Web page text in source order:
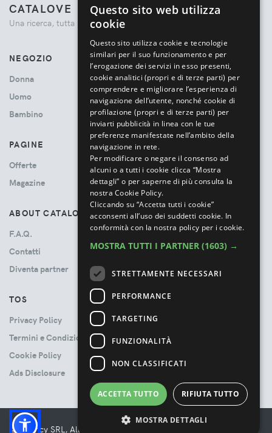
CATALOVE
Una ricerca, tutta la moda.
NEGOZIO
Donna
Uomo
Bambino
PAGINE
Offerte
Magazine
ABOUT CATALOVE
F.A.Q.
Contatti
Diventa partner
TOS
Privacy Policy
Termini e Condizioni
Cookie Policy
Ads Disclosure
© Booncy SRL, All rights reserved. - VAT 06534300485
Questo sito web utilizza
cookie
Questo sito utilizza cookie e tecnologie
similari per il suo funzionamento e per
l’erogazione dei servizi in esso presenti,
cookie analitici (propri e di terze parti) per
comprendere e migliorare l’esperienza di
navigazione dell’utente, nonché cookie di
profilazione (propri e di terze parti) per
inviarti pubblicità in linea con le tue
preferenze manifestate nell’ambito della
navigazione in rete.
Per modificare o negare il consenso ad
alcuni o a tutti i cookie clicca “Mostra
dettagli” o per saperne di più consulta la
nostra Cookie Policy.
Cliccando su “Accetta tutti i cookie”
acconsenti all’uso dei suddetti cookie. In
conformità con la nostra policy per i cookie.
MOSTRA TUTTI I PARTNER (1603) →
STRETTAMENTE NECESSARI
PERFORMANCE
TARGETING
FUNZIONALITÀ
NON CLASSIFICATI
ACCETTA TUTTO RIFIUTA TUTTO
MOSTRA DETTAGLI